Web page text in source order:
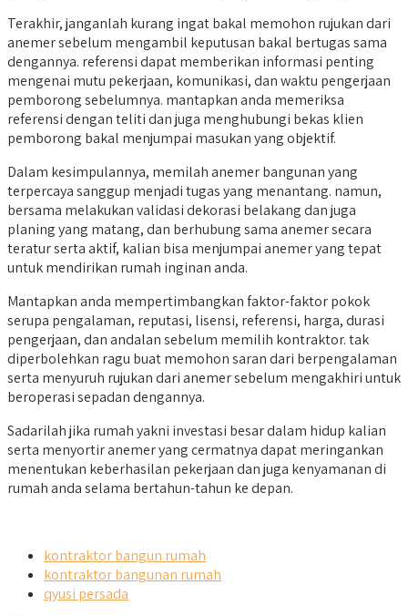
Terakhir, janganlah kurang ingat bakal memohon rujukan dari
anemer sebelum mengambil keputusan bakal bertugas sama
dengannya. referensi dapat memberikan informasi penting
mengenai mutu pekerjaan, komunikasi, dan waktu pengerjaan
pemborong sebelumnya. mantapkan anda memeriksa
referensi dengan teliti dan juga menghubungi bekas klien
pemborong bakal menjumpai masukan yang objektif.
Dalam kesimpulannya, memilah anemer bangunan yang
terpercaya sanggup menjadi tugas yang menantang. namun,
bersama melakukan validasi dekorasi belakang dan juga
planing yang matang, dan berhubung sama anemer secara
teratur serta aktif, kalian bisa menjumpai anemer yang tepat
untuk mendirikan rumah inginan anda.
Mantapkan anda mempertimbangkan faktor-faktor pokok
serupa pengalaman, reputasi, lisensi, referensi, harga, durasi
pengerjaan, dan andalan sebelum memilih kontraktor. tak
diperbolehkan ragu buat memohon saran dari berpengalaman
serta menyuruh rujukan dari anemer sebelum mengakhiri untuk
beroperasi sepadan dengannya.
Sadarilah jika rumah yakni investasi besar dalam hidup kalian
serta menyortir anemer yang cermatnya dapat meringankan
menentukan keberhasilan pekerjaan dan juga kenyamanan di
rumah anda selama bertahun-tahun ke depan.
kontraktor bangun rumah
kontraktor bangunan rumah
qyusi persada